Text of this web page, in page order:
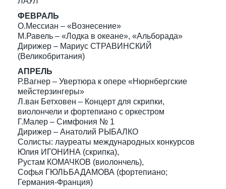
ФЕВРАЛЬ
О.Мессиан – «Вознесение»
М.Равель – «Лодка в океане», «Альборада»
Дирижер – Мариус СТРАВИНСКИЙ
(Великобритания)
АПРЕЛЬ
Р.Вагнер – Увертюра к опере «Нюрнбергские
мейстерзингеры»
Л.ван Бетховен – Концерт для скрипки,
виолончели и фортепиано с оркестром
Г.Малер – Симфония № 1
Дирижер – Анатолий РЫБАЛКО
Солисты: лауреаты международных конкурсов
Юлия ИГОНИНА (скрипка),
Рустам КОМАЧКОВ (виолончель),
Софья ГЮЛЬБАДАМОВА (фортепиано;
Германия-Франция)